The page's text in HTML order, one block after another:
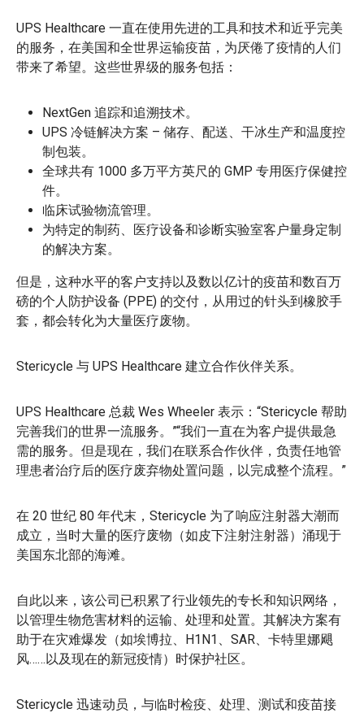
UPS Healthcare 一直在使用先进的工具和技术和近乎完美
的服务，在美国和全世界运输疫苗，为厌倦了疫情的人们
带来了希望。这些世界级的服务包括：
NextGen 追踪和追溯技术。
UPS 冷链解决方案 – 储存、配送、干冰生产和温度控
制包装。
全球共有 1000 多万平方英尺的 GMP 专用医疗保健控
件。
临床试验物流管理。
为特定的制药、医疗设备和诊断实验室客户量身定制
的解决方案。
但是，这种水平的客户支持以及数以亿计的疫苗和数百万
磅的个人防护设备 (PPE) 的交付，从用过的针头到橡胶手
套，都会转化为大量医疗废物。
Stericycle 与 UPS Healthcare 建立合作伙伴关系。
UPS Healthcare 总裁 Wes Wheeler 表示：“Stericycle 帮助
完善我们的世界一流服务。”“我们一直在为客户提供最急
需的服务。但是现在，我们在联系合作伙伴，负责任地管
理患者治疗后的医疗废弃物处置问题，以完成整个流程。”
在 20 世纪 80 年代末，Stericycle 为了响应注射器大潮而
成立，当时大量的医疗废物（如皮下注射注射器）涌现于
美国东北部的海滩。
自此以来，该公司已积累了行业领先的专长和知识网络，
以管理生物危害材料的运输、处理和处置。其解决方案有
助于在灾难爆发（如埃博拉、H1N1、SAR、卡特里娜飓
风……以及现在的新冠疫情）时保护社区。
Stericycle 迅速动员，与临时检疫、处理、测试和疫苗接